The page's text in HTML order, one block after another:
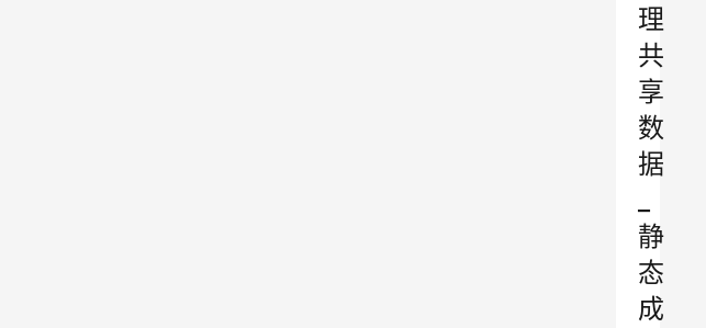
理
共
享
数
据
静
态
成